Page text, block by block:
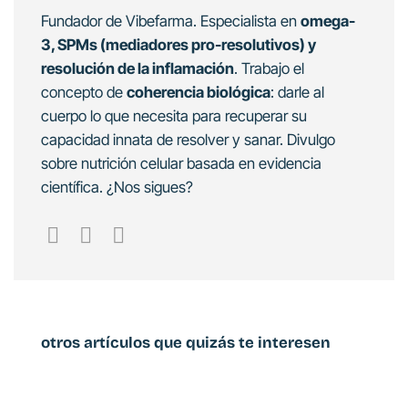
Fundador de Vibefarma. Especialista en omega-
3, SPMs (mediadores pro-resolutivos) y
resolución de la inflamación. Trabajo el
concepto de coherencia biológica: darle al
cuerpo lo que necesita para recuperar su
capacidad innata de resolver y sanar. Divulgo
sobre nutrición celular basada en evidencia
científica. ¿Nos sigues?
otros artículos que quizás te interesen